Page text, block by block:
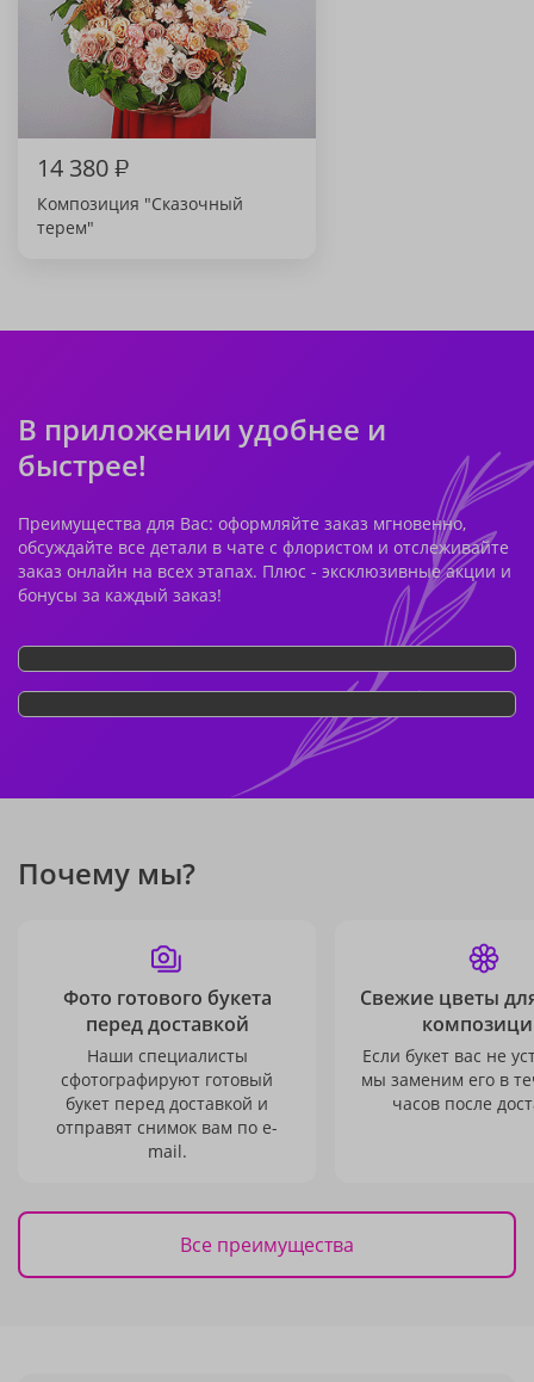
14 380₽
Композиция "Сказочный
терем"
В приложении удобнее и
быстрее!
Преимущества для Вас: оформляйте заказ мгновенно,
обсуждайте все детали в чате с флористом и отслеживайте
заказ онлайн на всех этапах. Плюс - эксклюзивные акции и
бонусы за каждый заказ!
Почему мы?
Фото готового букета
перед доставкой
Наши специалисты
сфотографируют готовый
букет перед доставкой и
отправят снимок вам по e-
mail.
Свежие цветы
Если букет вас не
мы заменим его в
часов после
Все преимущества